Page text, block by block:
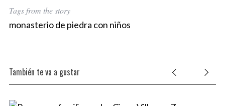
Tags from the story
monasterio de piedra con niños
También te va a gustar